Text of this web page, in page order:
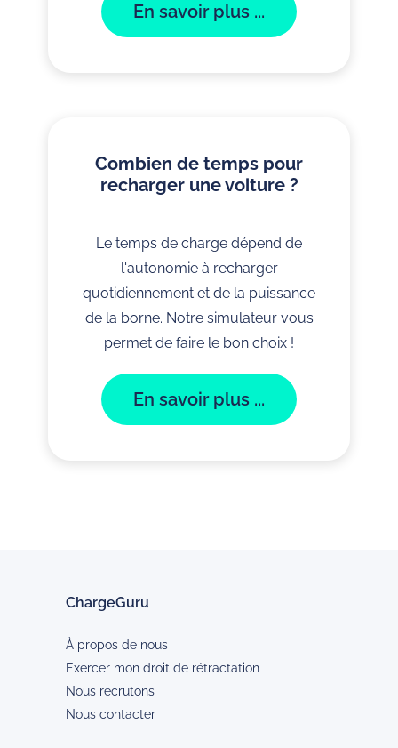
En savoir plus ...
Combien de temps pour
recharger une voiture ?
Le temps de charge dépend de
l'autonomie à recharger
quotidiennement et de la puissance
de la borne. Notre simulateur vous
permet de faire le bon choix !
En savoir plus ...
ChargeGuru
À propos de nous
Exercer mon droit de rétractation
Nous recrutons
Nous contacter